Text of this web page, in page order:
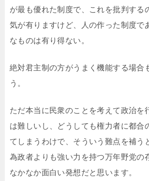
が最も優れた制度で、これを批判する
気が有りますけど、人の作った制度で
なものは有り得ない。
絶対君主制の方がうまく機能する場合
う。
ただ本当に民衆のことを考えて政治を
は難しいし、どうしても権力者に都合
てしまうわけで、そういう難点を補う
為政者よりも強い力を持つ万年野党の
なかなか面白い発想だと思います。